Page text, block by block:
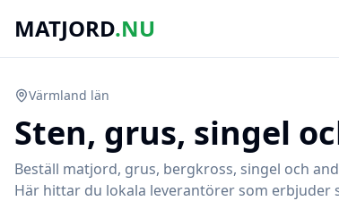
MATJORD.NU
Värmland län
Sten, grus, singel
Beställ matjord, grus, bergkross, singel och
Här hittar du lokala leverantörer som